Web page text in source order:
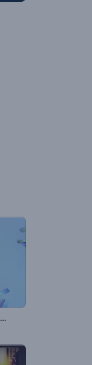
3D Polaroid Geburtstagsdiashow